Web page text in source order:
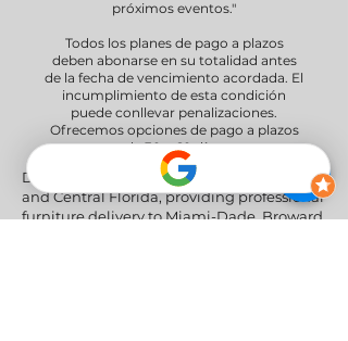
próximos eventos."
Todos los planes de pago a plazos
deben abonarse en su totalidad antes
de la fecha de vencimiento acordada. El
incumplimiento de esta condición
puede conllevar penalizaciones.
Ofrecemos opciones de pago a plazos
de 30 y 60 días.
Delivery Areas" We proudly serve South
and Central Florida, providing professional
furniture delivery to Miami-Dade, Broward,